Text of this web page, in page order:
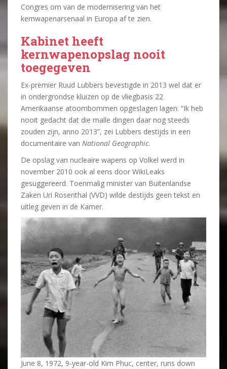
Congres om van de modernisering van het
kernwapenarsenaal in Europa af te zien.
Kabinet heeft
kernwapenopslag nooit
toegegeven
Ex-premier Ruud Lubbers bevestigde in 2013 wel dat er
in ondergrondse kluizen op de vliegbasis 22
Amerikaanse atoombommen opgeslagen lagen. “Ik heb
nooit gedacht dat die malle dingen daar nog steeds
zouden zijn, anno 2013”, zei Lubbers destijds in een
documentaire van National Geographic.
De opslag van nucleaire wapens op Volkel werd in
november 2010 ook al eens door WikiLeaks
gesuggereerd. Toenmalig minister van Buitenlandse
Zaken Uri Rosenthal (VVD) wilde destijds geen tekst en
uitleg geven in de Kamer.
June 8, 1972, 9-year-old Kim Phuc, center, runs down